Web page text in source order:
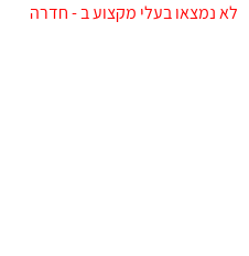
לא נמצאו בעלי מקצוע ב - חדרה